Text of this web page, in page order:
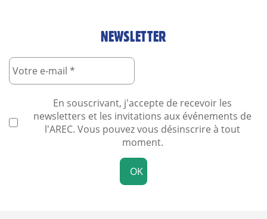
NEWSLETTER
En souscrivant, j'accepte de recevoir les
newsletters et les invitations aux événements de
l'AREC. Vous pouvez vous désinscrire à tout
moment.